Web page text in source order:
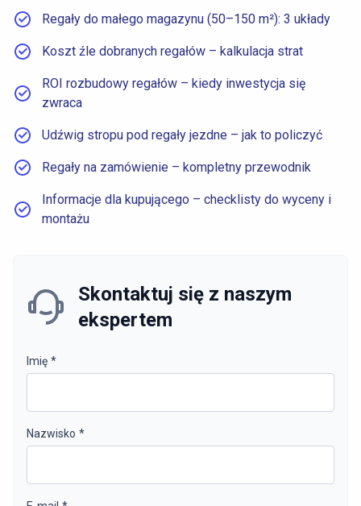
Regały do małego magazynu (50–150 m²): 3 układy
Koszt źle dobranych regałów – kalkulacja strat
ROI rozbudowy regałów – kiedy inwestycja się
zwraca
Udźwig stropu pod regały jezdne – jak to policzyć
Regały na zamówienie – kompletny przewodnik
Informacje dla kupującego – checklisty do wyceny i
montażu
Skontaktuj się z naszym
ekspertem
Imię *
Nazwisko *